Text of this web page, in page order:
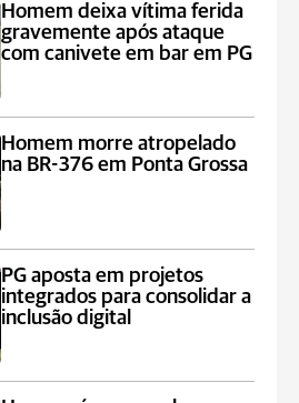
Homem deixa vítima ferida
gravemente após ataque
com canivete em bar em PG
Homem morre atropelado
na BR-376 em Ponta Grossa
PG aposta em projetos
integrados para consolidar a
inclusão digital